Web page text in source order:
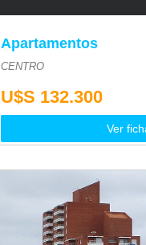
Apartamentos
CENTRO
U$S 132.300
Ver